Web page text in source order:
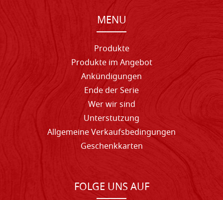
MENU
Produkte
Produkte im Angebot
Ankündigungen
Ende der Serie
Wer wir sind
Unterstutzung
Allgemeine Verkaufsbedingungen
Geschenkkarten
FOLGE UNS AUF